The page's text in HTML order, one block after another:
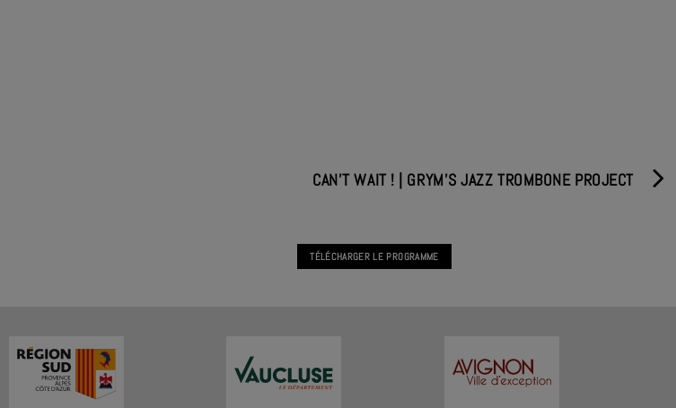
CAN’T WAIT ! | GRYM’S JAZZ TROMBONE PROJECT
TÉLÉCHARGER LE PROGRAMME